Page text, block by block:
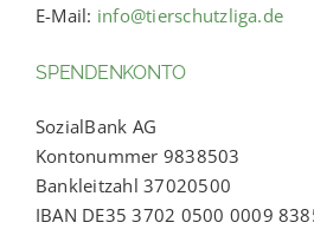
E-Mail: info@tierschutzliga.de
SPENDENKONTO
SozialBank AG
Kontonummer 9838503
Bankleitzahl 37020500
IBAN DE35 3702 0500 0009